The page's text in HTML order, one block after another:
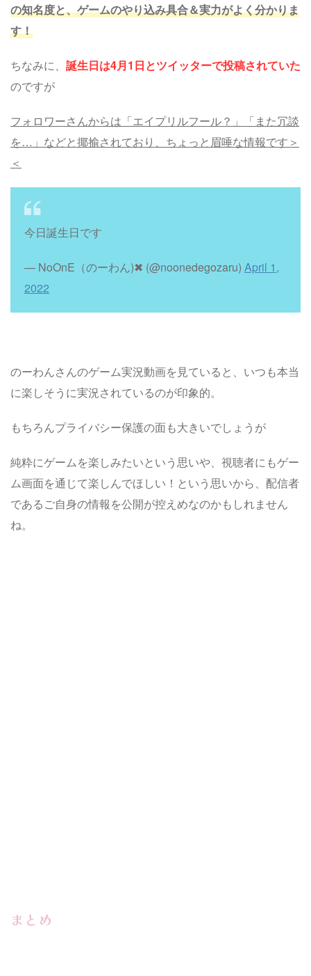
の知名度と、ゲームのやり込み具合＆実力がよく分かりま
す！
ちなみに、 誕生日は4月1日とツイッターで投稿されていた
のですが
フォロワーさんからは「エイプリルフール？」「また冗談
を…」などと揶揄されており、ちょっと眉唾な情報です＞
＜
今日誕生日です
— NoOnE（のーわん)✖︎ (@noonedegozaru) April 1,
2022
のーわんさんのゲーム実況動画を見ていると、いつも本当
に楽しそうに実況されているのが印象的。
もちろんプライバシー保護の面も大きいでしょうが
純粋にゲームを楽しみたいという思いや、視聴者にもゲー
ム画面を通じて楽しんでほしい！という思いから、配信者
であるご自身の情報を公開が控えめなのかもしれません
ね。
まとめ